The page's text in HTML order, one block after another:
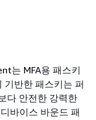
는 MFA용 패스키
기반한 패스키는 퍼
다 안전한 강력한
바이스 바운드 패